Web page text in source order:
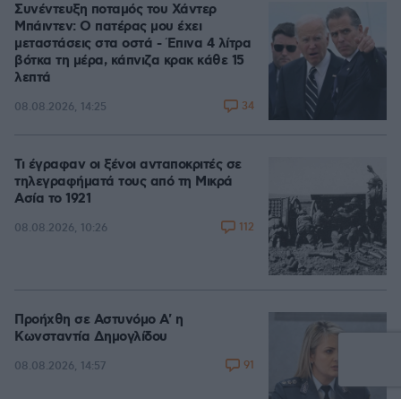
Συνέντευξη ποταμός του Χάντερ
Μπάιντεν: Ο πατέρας μου έχει
μεταστάσεις στα οστά - Έπινα 4 λίτρα
βότκα τη μέρα, κάπνιζα κρακ κάθε 15
λεπτά
08.08.2026, 14:25 34
Τι έγραφαν οι ξένοι ανταποκριτές σε
τηλεγραφήματά τους από τη Μικρά
Ασία το 1921
08.08.2026, 10:26 112
Προήχθη σε Αστυνόμο Α' η
Κωνσταντία Δημογλίδου
08.08.2026, 14:57 91